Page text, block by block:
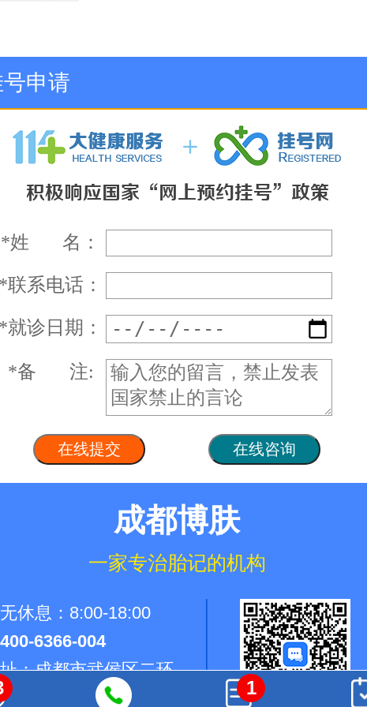
申请
*姓 名：
联系电话：
就诊日期：
*备 注:
成都博肤
一家专治胎记的机构
休息：8:00-18:00
400-6366-004
：成都市武侯区二环
36号
1